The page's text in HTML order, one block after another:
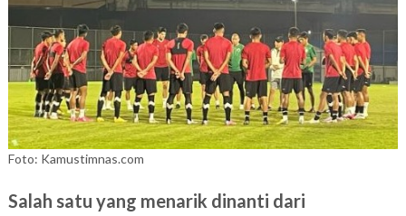
Foto: Kamustimnas.com
Salah satu yang menarik dinanti dari